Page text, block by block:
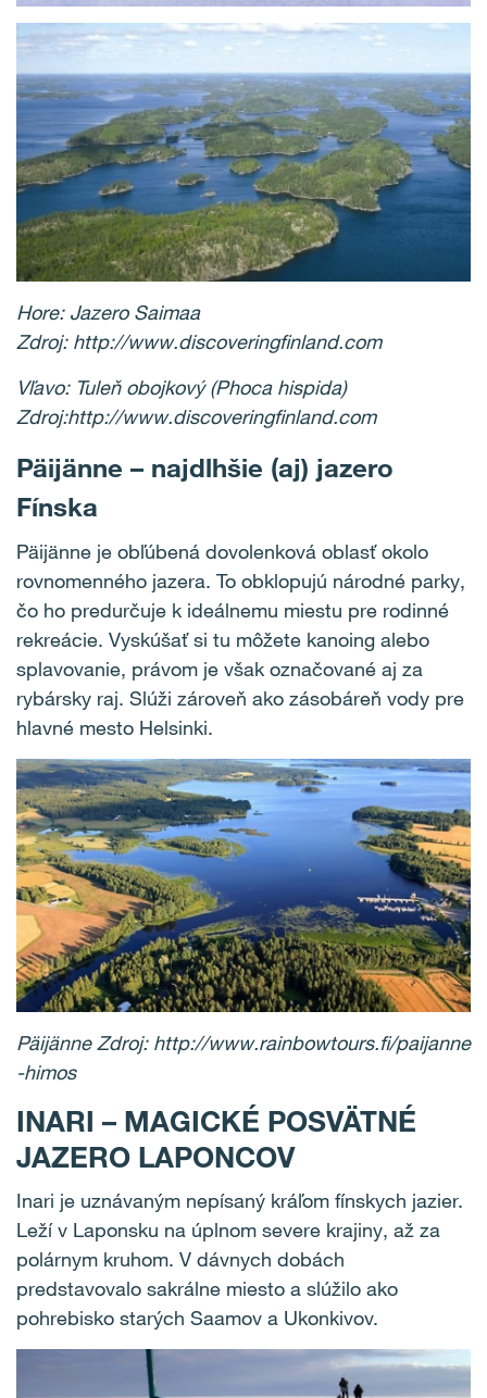
Hore: Jazero Saimaa
Zdroj: http://www.discoveringfinland.com
Vľavo: Tuleň obojkový (Phoca hispida)
Zdroj:http://www.discoveringfinland.com
Päijänne – najdlhšie (aj) jazero
Fínska
Päijänne je obľúbená dovolenková oblasť okolo
rovnomenného jazera. To obklopujú národné parky,
čo ho predurčuje k ideálnemu miestu pre rodinné
rekreácie. Vyskúšať si tu môžete kanoing alebo
splavovanie, právom je však označované aj za
rybársky raj. Slúži zároveň ako zásobáreň vody pre
hlavné mesto Helsinki.
Päijänne Zdroj: http://www.rainbowtours.fi/paijanne
-himos
INARI – MAGICKÉ POSVÄTNÉ
JAZERO LAPONCOV
Inari je uznávaným nepísaný kráľom fínskych jazier.
Leží v Laponsku na úplnom severe krajiny, až za
polárnym kruhom. V dávnych dobách
predstavovalo sakrálne miesto a slúžilo ako
pohrebisko starých Saamov a Ukonkivov.